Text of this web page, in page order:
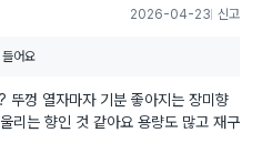
2026-04-23 신고
어요
뚜껑 열자마자 기분 좋아지는 장미향
리는 향인 것 같아요 용량도 많고 재구